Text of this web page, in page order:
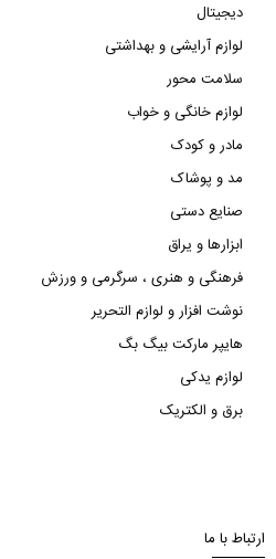
دیجیتال
لوازم آرایشی و بهداشتی
سلامت محور
لوازم خانگی و خواب
مادر و کودک
مد و پوشاک
صنایع دستی
ابزارها و یراق
فرهنگی و هنری ، سرگرمی و ورزش
نوشت افزار و لوازم التحریر
هایپر مارکت بیگ بگ
لوازم یدکی
برق و الکتریک
ارتباط با ما